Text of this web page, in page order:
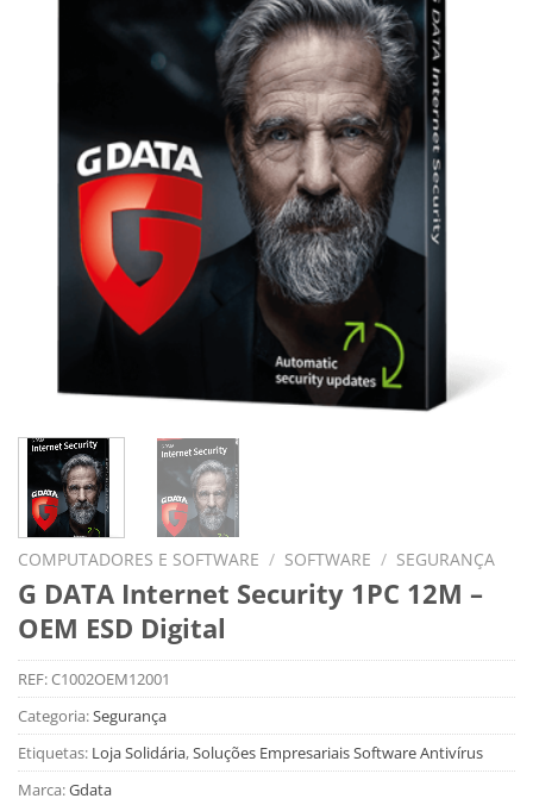
COMPUTADORES E SOFTWARE / SOFTWARE / SEGURANÇA
G DATA Internet Security 1PC 12M –
OEM ESD Digital
REF:C1002OEM12001
Categoria:Segurança
Etiquetas: Loja Solidária,Soluções Empresariais Software Antivírus
Marca:Gdata